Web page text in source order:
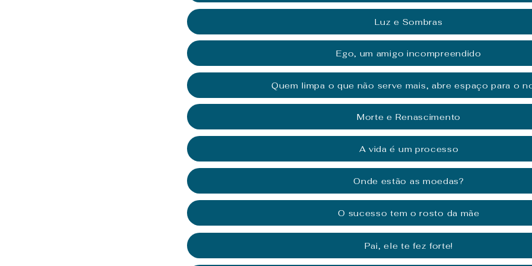
Luz e Sombras
Ego, um amigo incompreendido
Quem limpa o que não serve mais, abre espaço para o
Morte e Renascimento
A vida é um processo
Onde estão as moedas?
O sucesso tem o rosto da mãe
Pai, ele te fez forte!